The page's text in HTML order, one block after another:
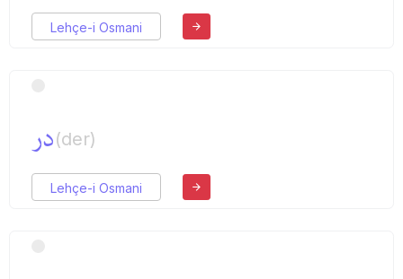
Lehçe-i Osmani
در(der)
Lehçe-i Osmani